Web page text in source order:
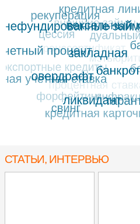
СТАТЬИ, ИНТЕРВЬЮ